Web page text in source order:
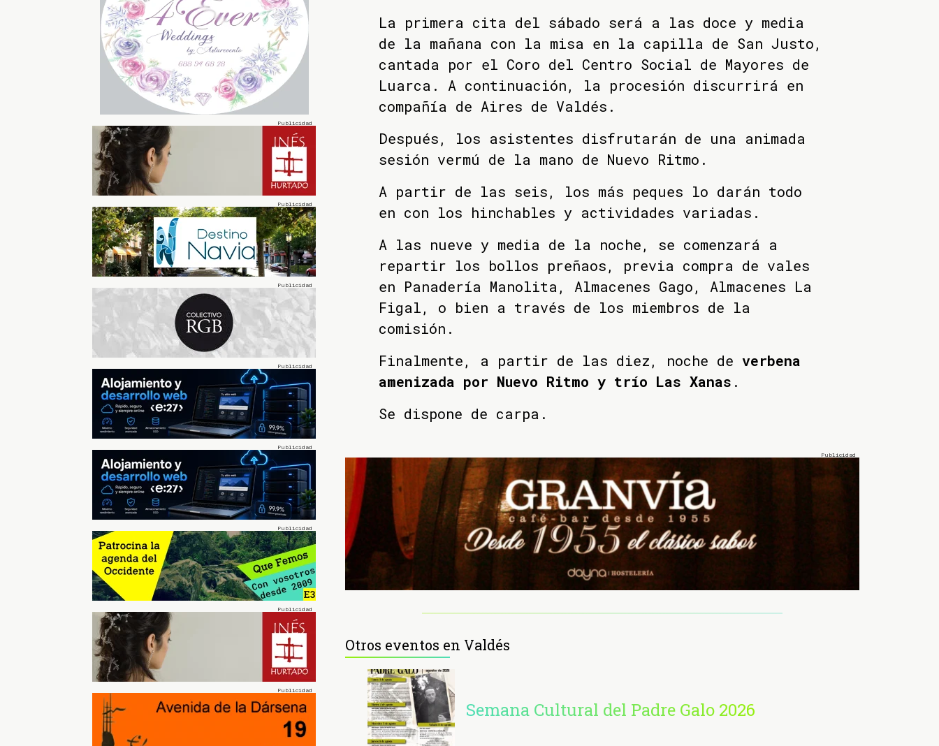
La primera cita del sábado será a las doce y media
de la mañana con la misa en la capilla de San Justo,
cantada por el Coro del Centro Social de Mayores de
Luarca. A continuación, la procesión discurrirá en
compañía de Aires de Valdés.
Después, los asistentes disfrutarán de una animada
sesión vermú de la mano de Nuevo Ritmo.
A partir de las seis, los más peques lo darán todo
en con los hinchables y actividades variadas.
A las nueve y media de la noche, se comenzará a
repartir los bollos preñaos, previa compra de vales
en Panadería Manolita, Almacenes Gago, Almacenes La
Figal, o bien a través de los miembros de la
comisión.
Finalmente, a partir de las diez, noche de verbena
amenizada por Nuevo Ritmo y trío Las Xanas .
Se dispone de carpa.
Otros eventos en Valdés
Semana Cultural del Padre Galo 2026